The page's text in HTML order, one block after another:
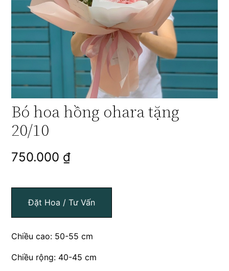
Bó hoa hồng ohara tặng
20/10
750.000 ₫
Đặt Hoa / Tư Vấn
Chiều cao: 50-55 cm
Chiều rộng: 40-45 cm